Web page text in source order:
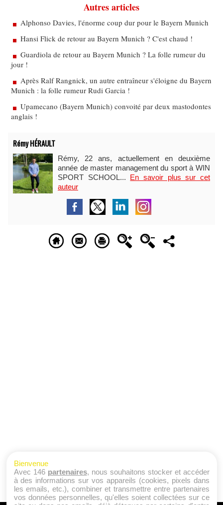
Autres articles
Alphonso Davies, l'énorme coup dur pour le Bayern Munich
Hansi Flick de retour au Bayern Munich ? C'est chaud !
Guardiola de retour au Bayern Munich ? La folle rumeur du
jour !
Après Ralf Rangnick, un autre entraîneur s'éloigne du Bayern
Munich : la folle rumeur Rudi Garcia !
Upamecano (Bayern Munich) convoité par deux mastodontes
anglais !
Rémy HÉRAULT
Rémy, 22 ans, actuellement en deuxième
année de master management du sport à WIN
SPORT SCHOOL... En savoir plus sur cet
auteur
Bienvenue
Avec 146 partenaires, nous souhaitons stocker et accéder
à des informations sur vos appareils (cookies, pixels dans
les emails, etc.), combiner et transmettre entre partenaires
vos données personnelles, qu'elles soient collectées sur ce